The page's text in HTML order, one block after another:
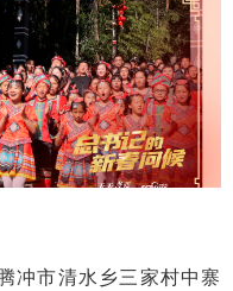
冲市清水乡三家村中寨